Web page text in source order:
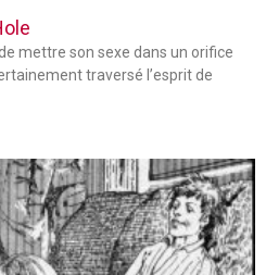
mettre son sexe dans un orifice
traversé l’esprit de